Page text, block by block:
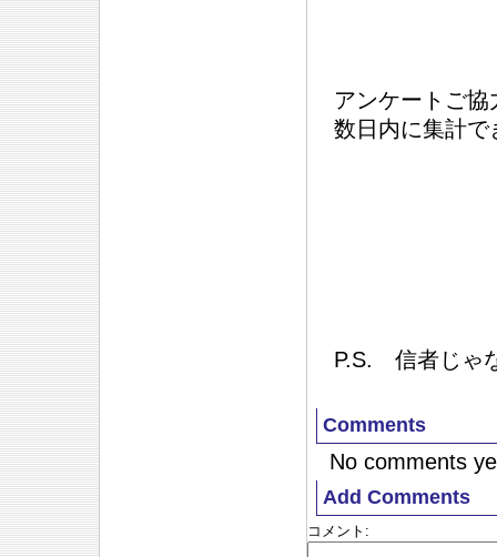
アンケートご
数日内に集計で
P.S. 信者じゃ
Comments
No comments
Add Comments
コメント :